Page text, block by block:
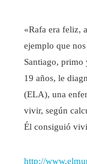
«Rafa era feliz,
ejemplo que
Santiago, primo
19 años, le
(ELA), una
vivir, según
Él consiguió
http://